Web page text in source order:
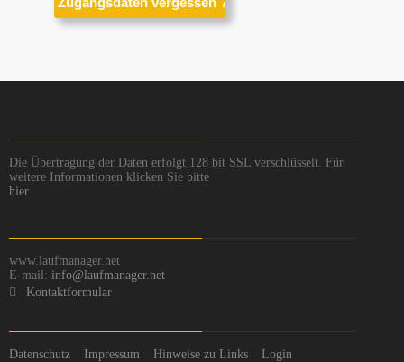
Die Übertragung der Daten erfolgt 128 bit SSL verschlüsselt. Für
weitere Informationen klicken Sie bitte
hier
www.laufmanager.net
E-mail: info@laufmanager.net
Kontaktformular
Datenschutz Impressum Hinweise zu Links Login